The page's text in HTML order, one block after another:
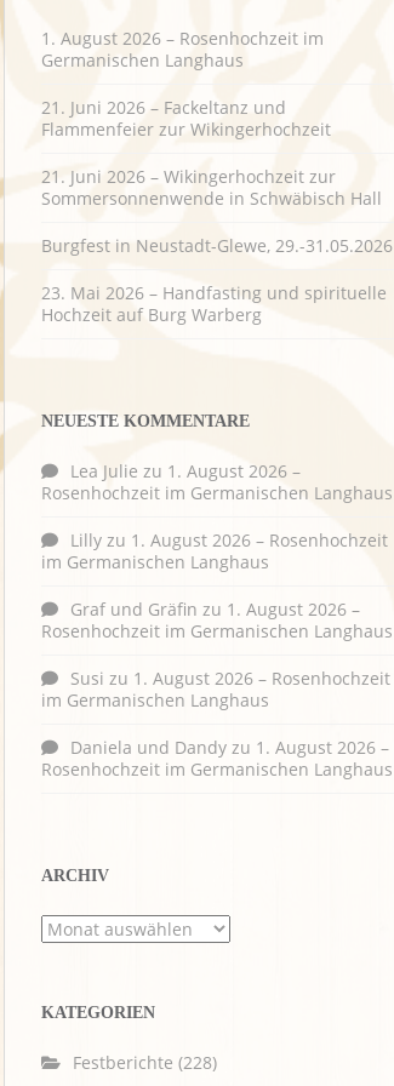
1. August 2026 – Rosenhochzeit im
Germanischen Langhaus
21. Juni 2026 – Fackeltanz und
Flammenfeier zur Wikingerhochzeit
21. Juni 2026 – Wikingerhochzeit zur
Sommersonnenwende in Schwäbisch Hall
Burgfest in Neustadt-Glewe, 29.-31.05.2026
23. Mai 2026 – Handfasting und spirituelle
Hochzeit auf Burg Warberg
NEUESTE KOMMENTARE
Lea Julie zu 1. August 2026 –
Rosenhochzeit im Germanischen Langhaus
Lilly zu 1. August 2026 – Rosenhochzeit
im Germanischen Langhaus
Graf und Gräfin zu 1. August 2026 –
Rosenhochzeit im Germanischen Langhaus
Susi zu 1. August 2026 – Rosenhochzeit
im Germanischen Langhaus
Daniela und Dandy zu 1. August 2026 –
Rosenhochzeit im Germanischen Langhaus
ARCHIV
Archiv
KATEGORIEN
Festberichte (228)